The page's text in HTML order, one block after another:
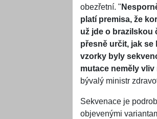
obezřetní. "
platí premisa, že
už jde o brazilskou
přesně určit, jak
vzorky byly
mutace neměly
bývalý ministr
Sekvenace je
objevenými